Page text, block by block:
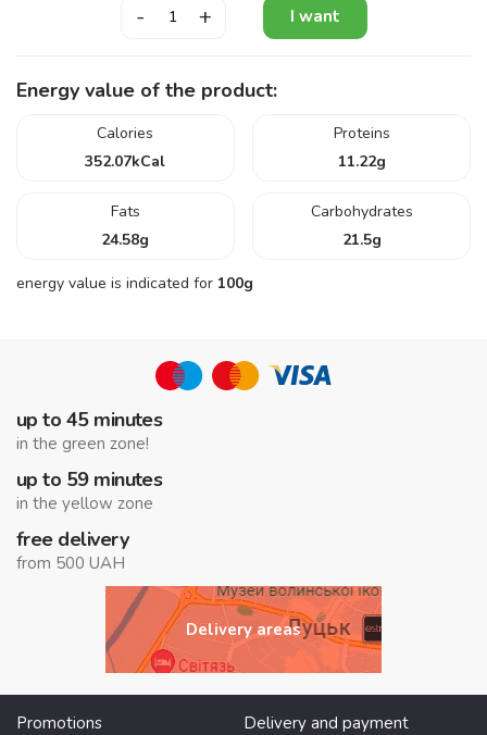
- + I want
Energy value of the product:
Calories
352.07kCal
Proteins
11.22g
Fats
24.58g
Carbohydrates
21.5g
energy value is indicated for 100g
up to 45 minutes
in the green zone!
up to 59 minutes
in the yellow zone
free delivery
from 500 UAH
Delivery areas
Promotions
Delivery and payment